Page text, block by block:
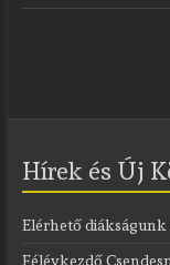
Hírek és Új
Elérhető
Félévkezdő